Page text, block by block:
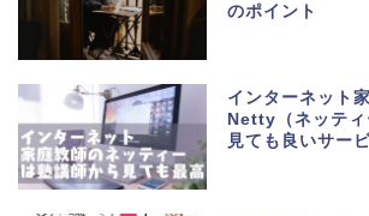
のポイント
インターネット
Netty（ネッテ
見ても良いサー